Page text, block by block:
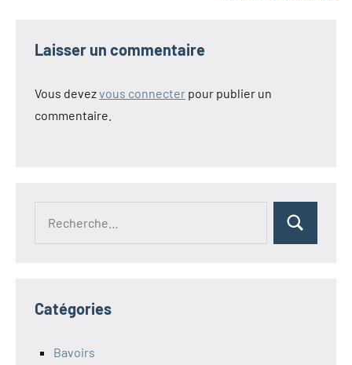
Laisser un commentaire
Vous devezvous connecter pour publier un
commentaire.
Rechercher
Catégories
Bavoirs